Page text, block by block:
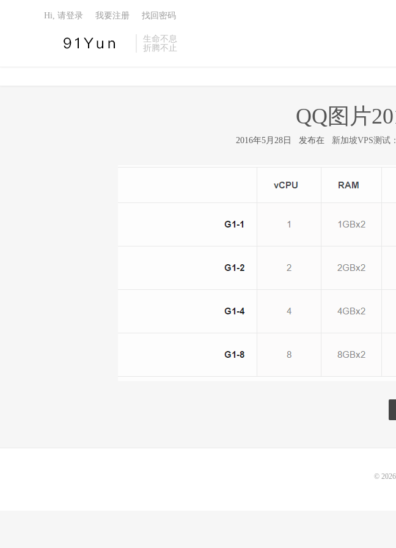
生命不息
折腾不止
Hi, 请登录 我要注册 找回密码
QQ图片
2016年5月28日 发布在 新加坡VPS测试
© 2026